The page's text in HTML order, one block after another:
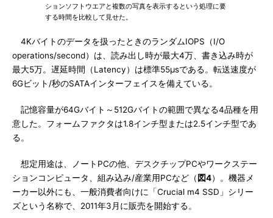
ションソフトウエアと複数の写真を表示するという処理に要
する時間を比較して見せた。
4Kバイトのデータを扱ったときのランダムIOPS（I/O
operations/second）は、読み出し時が最大4万、書き込み時が
最大5万。遅延時間（Latency）は標準55μsである。転送速度が
6Gビット/秒のSATAインターフェイスを備えている。
記憶容量が64Gバイト～512Gバイトの範囲で異なる4品種を用
意した。フォームファクタは1.8インチ型または2.5インチ型であ
る。
想定用途は、ノートPCの他、デスクチップPCやワークステー
ションコンピュータ、組み込み/産業用PCなど（ 図4）。機器メ
ーカー以外にも、一般消費者向けに「Crucial m4 SSD」シリー
ズという名称で、2011年3月に販売を開始する。